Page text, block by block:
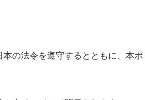
の法令を遵守するとともに、本